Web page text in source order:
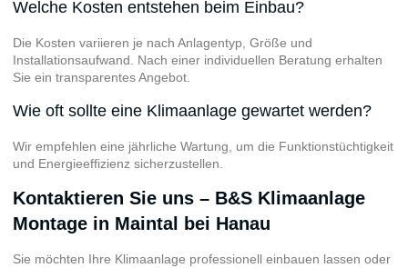
Welche Kosten entstehen beim Einbau?
Die Kosten variieren je nach Anlagentyp, Größe und
Installationsaufwand. Nach einer individuellen Beratung erhalten
Sie ein transparentes Angebot.
Wie oft sollte eine Klimaanlage gewartet werden?
Wir empfehlen eine jährliche Wartung, um die Funktionstüchtigkeit
und Energieeffizienz sicherzustellen.
Kontaktieren Sie uns – B&S Klimaanlage
Montage in Maintal bei Hanau
Sie möchten Ihre Klimaanlage professionell einbauen lassen oder